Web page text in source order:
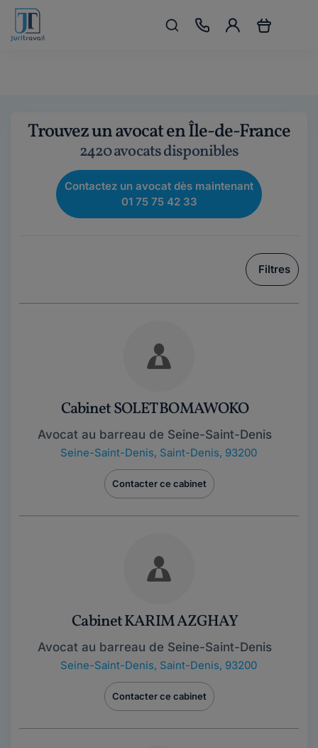
Trouvez un avocat en Île-de-France
2420 avocats disponibles
Contactez un avocat dès maintenant
01 75 75 42 33
Filtres
Cabinet SOLET BOMAWOKO
Avocat au barreau de Seine-Saint-Denis
Seine-Saint-Denis, Saint-Denis, 93200
Contacter ce cabinet
Cabinet KARIM AZGHAY
Avocat au barreau de Seine-Saint-Denis
Seine-Saint-Denis, Saint-Denis, 93200
Contacter ce cabinet